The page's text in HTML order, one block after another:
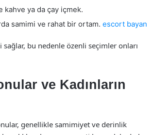
kahve ya da çay içmek.
samimi ve rahat bir ortam. escort bayan
bu nedenle özenli seçimler onları
ve Kadınların
genellikle samimiyet ve derinlik